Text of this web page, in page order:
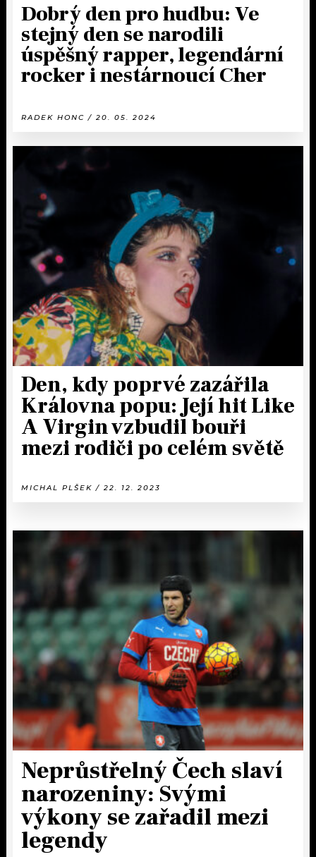
Dobrý den pro hudbu: Ve
stejný den se narodili
úspěšný rapper, legendární
rocker i nestárnoucí Cher
RADEK HONC / 20. 05. 2024
Den, kdy poprvé zazářila
Královna popu: Její hit Like
A Virgin vzbudil bouři
mezi rodiči po celém světě
MICHAL PLŠEK / 22. 12. 2023
Neprůstřelný Čech slaví
narozeniny: Svými
výkony se zařadil mezi
legendy